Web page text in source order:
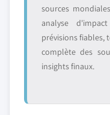
sources
analyse
prévisions
complète des
insights finaux.